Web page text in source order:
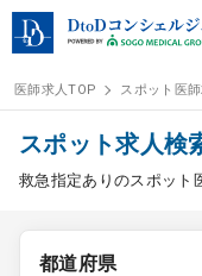
ログイン
医師求人
医師求人TOP スポット医
スポット求人検
救急指定ありのスポット
都道府県